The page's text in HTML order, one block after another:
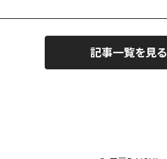
記事一覧を見る